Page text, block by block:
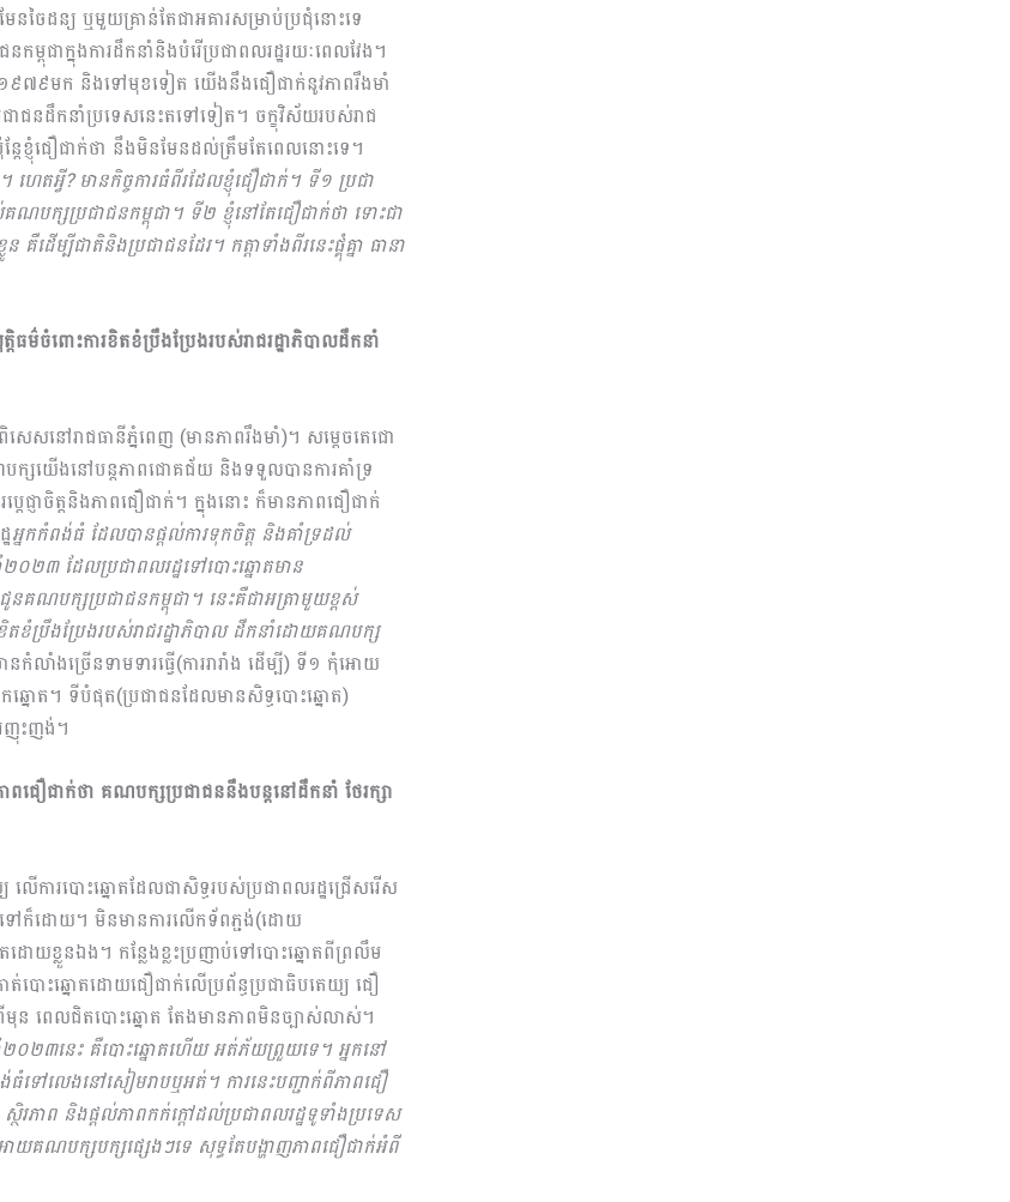
ៃដន្យ ឬមួយគ្រាន់តែជាអគារសម្រា​ប់ប្រជុំនោះទេ
កម្ពុជាក្នុងការដឹកនាំនិងបំរើប្រជាពលរដ្ឋរយៈពេលវែង។​
១៩៧៩មក និងទៅ​មុខទៀត យើងនឹងជឿជាក់នូវភាពរឹងមាំ
នដឹកនាំប្រទេសនេះតទៅទៀត។ ចក្ខុវិស័យរបស់រាជ
តែខ្ញុំជឿជាក់ថា នឹងមិនមែនដល់ត្រឹមតែពេលនោះទេ។
េតអ្វី? មានកិច្ចការធំពីរដែលខ្ញុំជឿជាក់។ ទី១ ប្រជា
ណបក្សប្រជាជនកម្ពុជា។ ទី២ ខ្ញុំនៅតែជឿជាក់ថា ទោះជា
ម្បីជាតិនិងប្រជាជនដែរ។ កត្តាទាំងពីរនេះផ្គុំគ្នា ធា​នា
ធម៌ចំពោះការខិតខំប្រឹងប្រែងរបស់រាជរដ្ឋាភិបាលដឹកនាំ
េសនៅរាជធានីភ្នំពេញ (មានភាពរឹងមាំ)។ សម្ដេចតេជោ
សយើងនៅបន្តភាពជោគ​ជ័យ និងទទួលបានការគាំទ្រ
ដេជ្ញាចិត្តនិងភាពជឿជាក់។ ក្នុងនោះ ក៏មានភាពជឿជាក់
អ្នកកំពង់ធំ ដែលបានផ្ដល់ការទុកចិត្ត និងគាំទ្រដល់
០២៣ ដែលប្រជាពលរដ្ឋទៅបោះឆ្នោតមាន
ណបក្សប្រជាជនកម្ពុជា។ នេះគឺជាអត្រាមួយខ្ពស់
ខំប្រឹងប្រែងរបស់រាជរដ្ឋាភិបាល ដឹកនាំដោយគណបក្ស
លាំងច្រើនទាមទារធ្វើ(ការរារាំង ដើម្បី) ទី១ កុំអោយ
នោត។ ទីបំផុត(ប្រជាជនដែលមានសិទ្ធបោះឆ្នោត)​
ញុះញង់។
ពជឿជាក់ថា គណបក្ស​ប្រជាជននឹងបន្តនៅដឹកនាំ ថែរក្សា
ើ​ការបោះឆ្នោតដែលជាសិទ្ធរបស់ប្រជាពលរដ្ឋជ្រើសរើស
ក៏ដោយ​។ មិនមានការលើកទ័ពភ្ជង់(ដោយ
ោយខ្លួនឯង​។ កន្លែង​​ខ្លះប្រញាប់ទៅបោះឆ្នោតពីព្រលឹម
ោះឆ្នោតដោយជឿជាក់លើប្រព័ន្ធប្រជាធិបតេយ្យ ជឿ
មុន ពេលជិតបោះឆ្នោត តែងមានភាពមិនច្បាស់លាស់។
២០២៣នេះ គឺ​បោះឆ្នោតហើយ អត់ភ័យព្រួយទេ។ អ្នកនៅ
ទៅលេងនៅសៀមរាបឬអត់។ ការនេះបញ្ជាក់ពីភាពជឿ
រភាព និងផ្ដល់ភាពកក់ក្ដៅដល់ប្រជាពលរដ្ឋទូទាំងប្រទេស
យគណបក្សបក្សផ្សេងៗទេ សុទ្ធតែបង្ហាញភាពជឿជាក់អំពី